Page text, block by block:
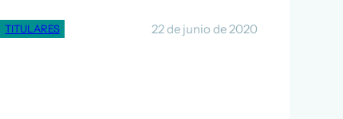
TITULARES 22 de junio de 2020